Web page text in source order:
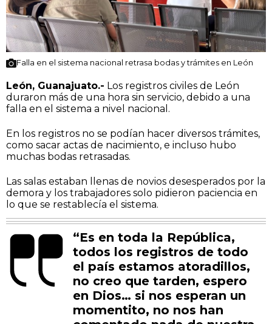
Falla en el sistema nacional retrasa bodas y trámites en León
León, Guanajuato.- Los registros civiles de León
duraron más de una hora sin servicio, debido a una
falla en el sistema a nivel nacional.
En los registros no se podían hacer diversos trámites,
como sacar actas de nacimiento, e incluso hubo
muchas bodas retrasadas.
Las salas estaban llenas de novios desesperados por la
demora y los trabajadores solo pidieron paciencia en
lo que se restablecía el sistema.
“Es en toda la República,
todos los registros de todo
el país estamos atoradillos,
no creo que tarden, espero
en Dios… si nos esperan un
momentito, no nos han